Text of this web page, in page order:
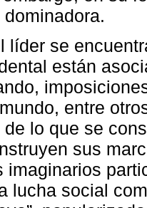
líder se
están
entre
lo que se
sus
imaginarios
lucha social